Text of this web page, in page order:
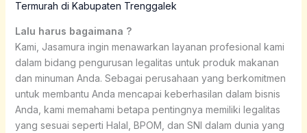
Termurah di Kabupaten Trenggalek
Lalu harus bagaimana ?
Kami, Jasamura ingin menawarkan layanan profesional kami
dalam bidang pengurusan legalitas untuk produk makanan
dan minuman Anda. Sebagai perusahaan yang berkomitmen
untuk membantu Anda mencapai keberhasilan dalam bisnis
Anda, kami memahami betapa pentingnya memiliki legalitas
yang sesuai seperti Halal, BPOM, dan SNI dalam dunia yang